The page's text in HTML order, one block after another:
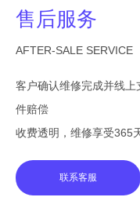
售后服务
AFTER-SALE SERVICE
客户确认维修完成并线
件赔偿
收费透明，维修享受365
联系客服